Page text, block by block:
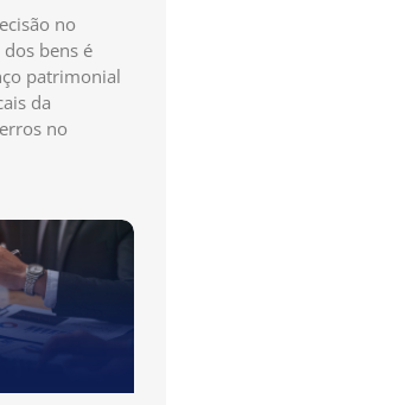
no
bens é
patrimonial
da
no